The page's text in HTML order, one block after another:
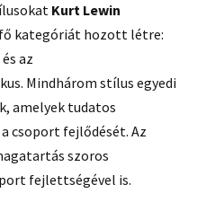
Kurt Lewin
kategóriát hozott létre:
az
Mindhárom stílus egyedi
amelyek tudatos
csoport fejlődését. Az
szoros
fejlettségével is.